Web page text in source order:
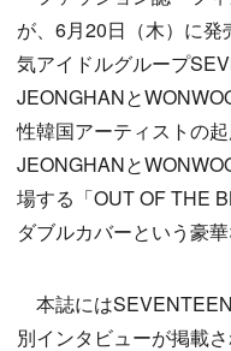
が、6月20日（木）に
気アイドルグループ
JEONGHANと
性韓国アーティストの
JEONGHANと
場する「OUT OF THE
ダブルカバーという豪
本誌には
別インタビューが掲載